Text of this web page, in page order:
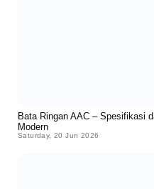
Bata Ringan AAC – Spesifikasi
Modern
Saturday, 20 Jun 2026